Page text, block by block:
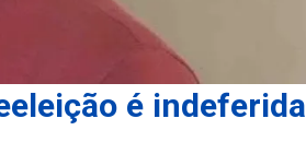
é indeferida